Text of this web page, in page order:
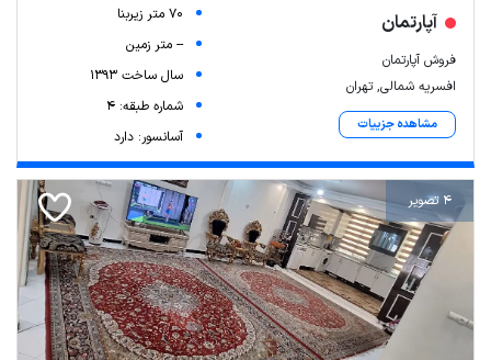
آپارتمان
فروش آپارتمان
افسریه شمالی, تهران
مشاهده جزییات
70 متر زیربنا
-- متر زمین
سال ساخت 1393
شماره طبقه: 4
آسانسور: دارد
4 تصویر